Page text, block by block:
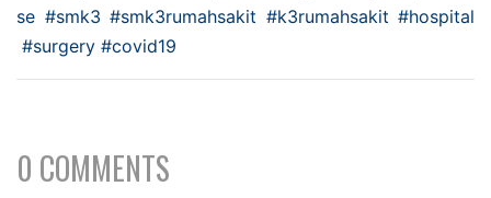
se #smk3 #smk3rumahsakit #k3rumahsakit #hospital
#surgery #covid19
0 COMMENTS